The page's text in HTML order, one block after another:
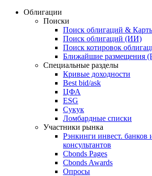
Облигации
Поиски
Поиск облигаций &
Поиск облигаций (ИИ)
Поиск котировок
Ближайшие размещения
Специальные разделы
Кривые доходности
Best bid/ask
ЦФА
ESG
Сукук
Ломбардные списки
Участники рынка
Рэнкинги инвест. банков
консультантов
Cbonds Pages
Cbonds Awards
Опросы